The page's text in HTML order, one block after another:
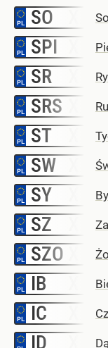
SO
SPI
SR
SRS
ST
SW
SY
SZ
SZO
IB
IC
ID